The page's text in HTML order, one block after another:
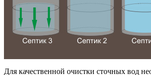
Для качественной очистки сточных вод